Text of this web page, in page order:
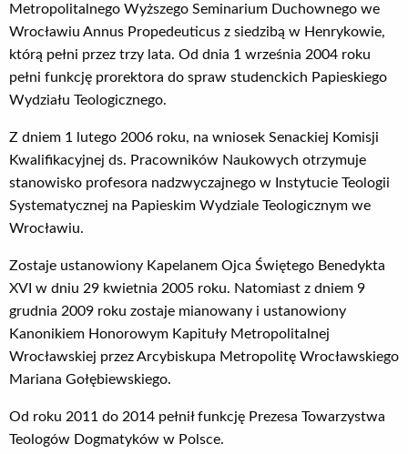
Metropolitalnego Wyższego Seminarium Duchownego we
Wrocławiu Annus Propedeuticus z siedzibą w Henrykowie,
którą pełni przez trzy lata. Od dnia 1 września 2004 roku
pełni funkcję prorektora do spraw studenckich Papieskiego
Wydziału Teologicznego.
Z dniem 1 lutego 2006 roku, na wniosek Senackiej Komisji
Kwalifikacyjnej ds. Pracowników Naukowych otrzymuje
stanowisko profesora nadzwyczajnego w Instytucie Teologii
Systematycznej na Papieskim Wydziale Teologicznym we
Wrocławiu.
Zostaje ustanowiony Kapelanem Ojca Świętego Benedykta
XVI w dniu 29 kwietnia 2005 roku. Natomiast z dniem 9
grudnia 2009 roku zostaje mianowany i ustanowiony
Kanonikiem Honorowym Kapituły Metropolitalnej
Wrocławskiej przez Arcybiskupa Metropolitę Wrocławskiego
Mariana Gołębiewskiego.
Od roku 2011 do 2014 pełnił funkcję Prezesa Towarzystwa
Teologów Dogmatyków w Polsce.